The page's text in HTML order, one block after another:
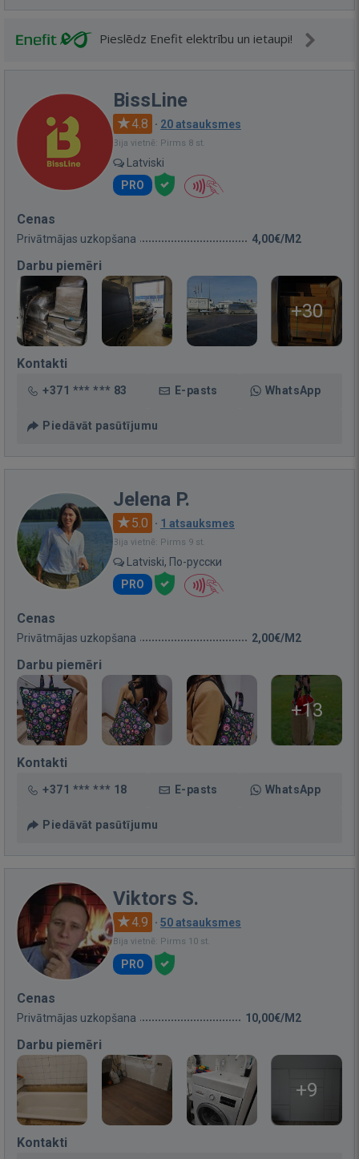
Pieslēdz Enefit elektrību un ietaupi!
BissLine
4.8 · 20 atsauksmes
Bija vietnē: Pirms 8 st.
Latviski
PRO
Cenas
Privātmājas uzkopšana 4,00€/M2
Darbu piemēri
+30
Kontakti
+371 *** *** 83 E-pasts WhatsApp
Piedāvāt pasūtījumu
Jelena P.
5.0 · 1 atsauksmes
Bija vietnē: Pirms 9 st.
Latviski, По-русски
PRO
Cenas
Privātmājas uzkopšana 2,00€/M2
Darbu piemēri
+13
Kontakti
+371 *** *** 18 E-pasts WhatsApp
Piedāvāt pasūtījumu
Viktors S.
4.9 · 50 atsauksmes
Bija vietnē: Pirms 10 st.
PRO
Cenas
Privātmājas uzkopšana 10,00€/M2
Darbu piemēri
+9
Kontakti